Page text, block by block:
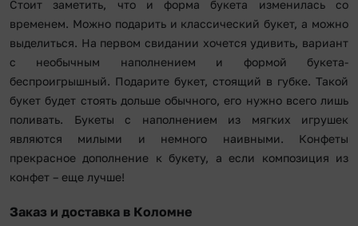
Стоит заметить, что и форма букета изменилась со
временем. Можно подарить и классический букет, а можно
выделиться. На первом свидании хочется удивить, вариант
с необычным наполнением и формой букета-
беспроигрышный. Подарите букет, стоящий в губке. Такой
букет будет стоять дольше обычного, его нужно всего лишь
поливать. Букеты с наполнением из мягких игрушек
являются милыми и немного наивными. Конфеты
прекрасное дополнение к букету, а если композиция из
конфет – еще лучше!
Заказ и доставка в Коломне